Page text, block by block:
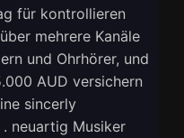
für kontrollieren
mehrere Kanäle
und Ohrhörer, und
AUD versichern
sincerly
neuartig Musiker